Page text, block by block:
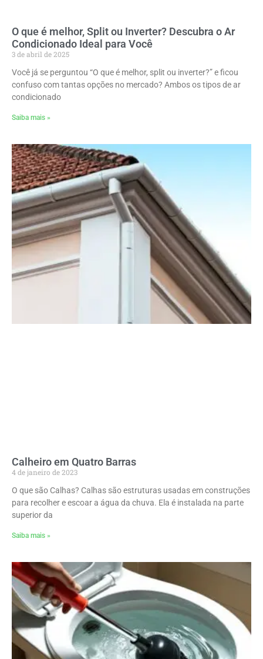
O que é melhor, Split ou Inverter? Descubra o Ar
Condicionado Ideal para Você
3 de abril de 2025
Você já se perguntou “O que é melhor, split ou inverter?” e ficou
confuso com tantas opções no mercado? Ambos os tipos de ar
condicionado
Saiba mais »
Calheiro em Quatro Barras
4 de janeiro de 2023
O que são Calhas? Calhas são estruturas usadas em construções
para recolher e escoar a água da chuva. Ela é instalada na parte
superior da
Saiba mais »